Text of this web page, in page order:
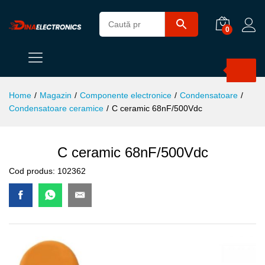
0
Home / Magazin / Componente electronice / Condensatoare /
Condensatoare ceramice / C ceramic 68nF/500Vdc
C ceramic 68nF/500Vdc
Cod produs: 102362